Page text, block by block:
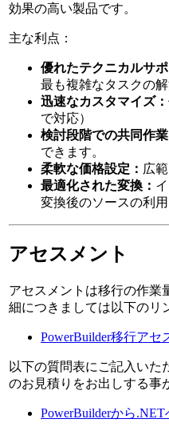
効果の高い製品です。
主な利点：
優れたテクニカルサポ
最も複雑なタスクの
迅速なカスタマイズ：
で対応）
検討段階での共同作業
できます。
柔軟な価格設定： 広
最適化された変換：
変換後のソースの利
アセスメント
アセスメントは移行の作業
細につきましては以下のリ
PowerBuilder移行アセ
以下の質問表にご記入い
のお見積りをお出しする事
PowerBuilderから